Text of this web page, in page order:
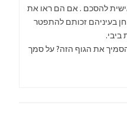
להסכם . אם הם ראו את
בעיניהם זכותם להתפטר
ביבי.
את הגוף הזה? על סמך